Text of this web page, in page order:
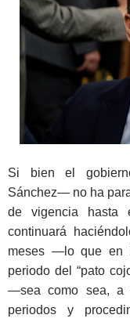
Si bien el
Sánchez— no ha
de vigencia hasta
continuará
meses —lo que en
periodo del “pato
—sea como sea, a
periodos y